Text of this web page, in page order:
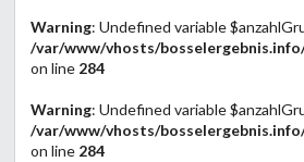
Warning: Undefined variable
/var/www/vhosts/
on line 284
Warning: Undefined variable
/var/www/vhosts/
on line 284